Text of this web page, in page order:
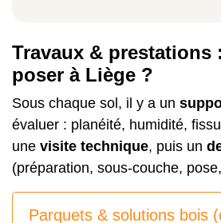
Travaux & prestations
poser à Liège ?
Sous chaque sol, il y a un
évaluer : planéité, humidité,
une visite technique, puis un
(préparation, sous-couche,
Parquets & solutions bois